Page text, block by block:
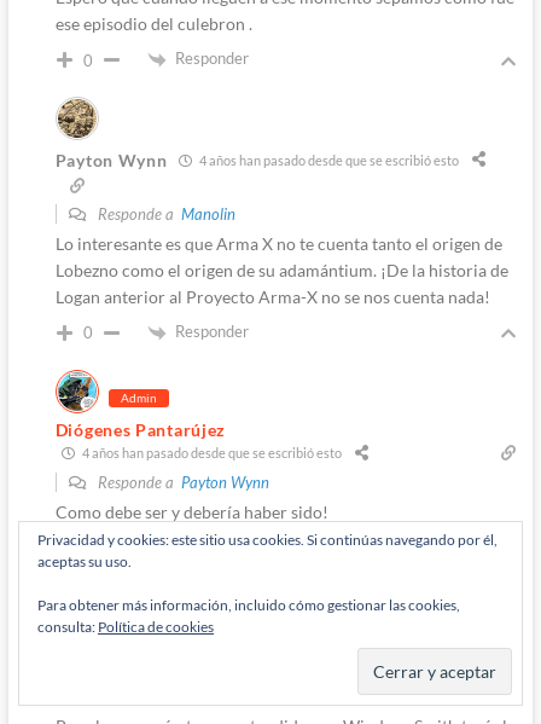
ese episodio del culebron .
0 Responder
Payton Wynn 4 años han pasado desde que se escribió esto
Responde a Manolin
Lo interesante es que Arma X no te cuenta tanto el origen de
Lobezno como el origen de su adamántium. ¡De la historia de
Logan anterior al Proyecto Arma-X no se nos cuenta nada!
0 Responder
Admin
Diógenes Pantarújez
4 años han pasado desde que se escribió esto
Responde a Payton Wynn
Como debe ser y debería haber sido!
0 Responder
Privacidad y cookies: este sitio usa cookies. Si continúas navegando por él,
aceptas su uso.
Para obtener más información, incluido cómo gestionar las cookies,
consulta: Política de cookies